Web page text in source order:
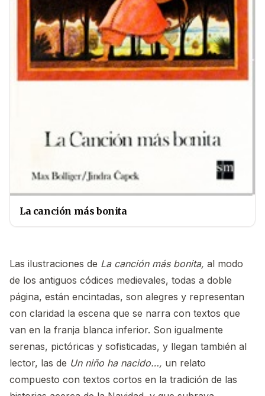
La canción más bonita
Las ilustraciones de La canción más bonita, al modo
de los antiguos códices medievales, todas a doble
página, están encintadas, son alegres y representan
con claridad la escena que se narra con textos que
van en la franja blanca inferior. Son igualmente
serenas, pictóricas y sofisticadas, y llegan también al
lector, las de Un niño ha nacido…, un relato
compuesto con textos cortos en la tradición de las